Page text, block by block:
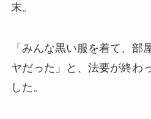
末。
「みんな黒い服を着て、部
ヤだった」と、法要が終わ
した。